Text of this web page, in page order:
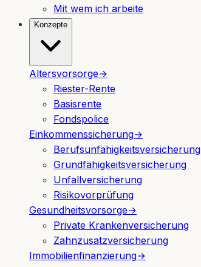
Mit wem ich arbeite
Konzepte
Altersvorsorge→
Riester-Rente
Basisrente
Fondspolice
Einkommenssicherung→
Berufsunfähigkeitsversicherung
Grundfähigkeitsversicherung
Unfallversicherung
Risikovorprüfung
Gesundheitsvorsorge→
Private Krankenversicherung
Zahnzusatzversicherung
Immobilienfinanzierung→